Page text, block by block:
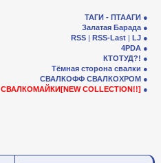
ТАГИ - ПТААГИ
Залатая Барада
RSS | RSS-Last | LJ
4PDA
КТОТУД?!
Тёмная сторона свалки
СВАЛКОФФ СВАЛКОХРОМ
СВАЛКОМАЙКИ[NEW COLLECTION!!]